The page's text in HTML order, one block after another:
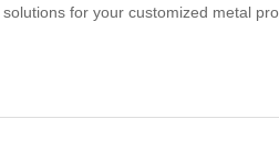
solutions for your customized metal